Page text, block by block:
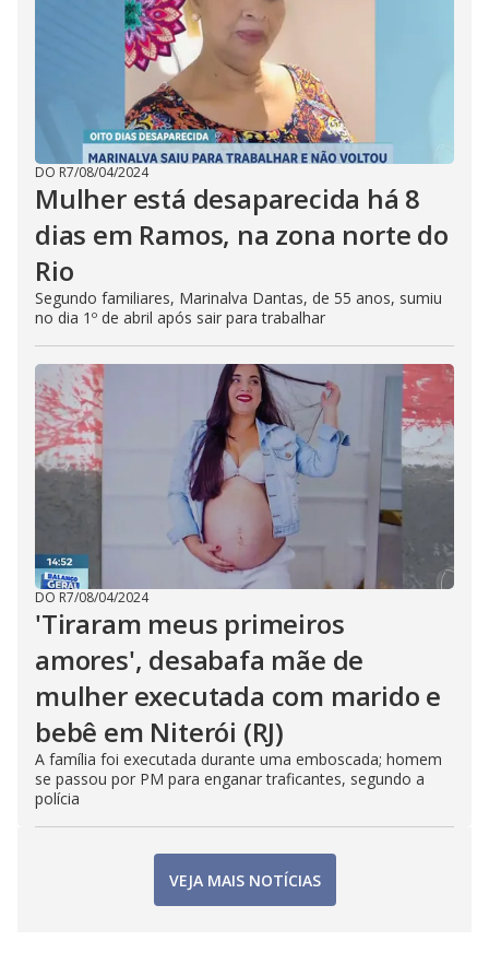
DO R7/08/04/2024
Mulher está desaparecida há 8
dias em Ramos, na zona norte do
Rio
Segundo familiares, Marinalva Dantas, de 55 anos, sumiu
no dia 1º de abril após sair para trabalhar
DO R7/08/04/2024
'Tiraram meus primeiros
amores', desabafa mãe de
mulher executada com marido e
bebê em Niterói (RJ)
A família foi executada durante uma emboscada; homem
se passou por PM para enganar traficantes, segundo a
polícia
VEJA MAIS NOTÍCIAS